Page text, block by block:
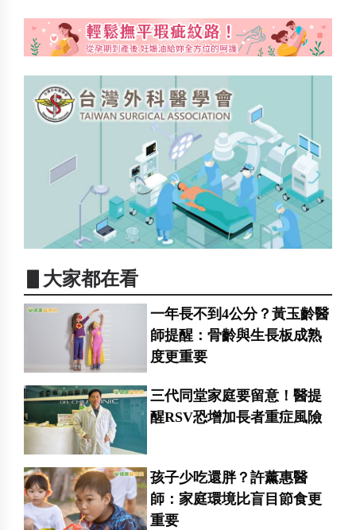
▋大家都在看
一年長不到4公分？黃玉齡醫
師提醒：骨齡與生長板成熟
度更重要
三代同堂家庭要留意！醫提
醒RSV恐增加長者重症風險
孩子少吃還胖？許薰惠醫
師：家庭環境比盲目節食更
重要